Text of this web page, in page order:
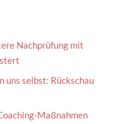
Nachprüfung mit
uns selbst: Rückschau
Maßnahmen